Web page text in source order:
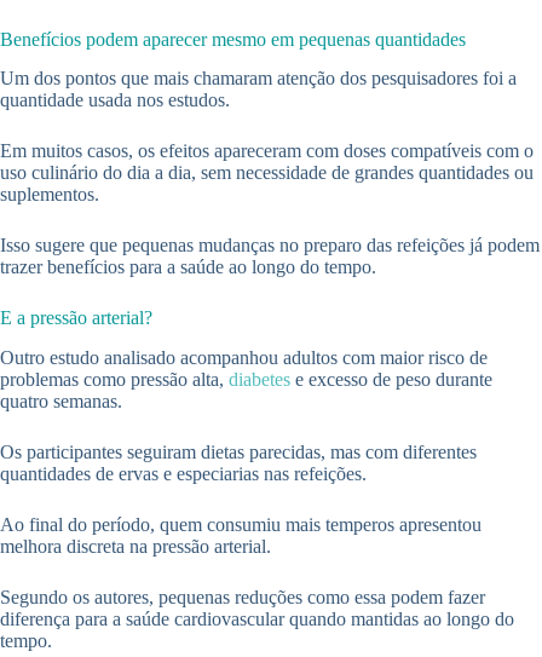
Benefícios podem aparecer mesmo em pequenas quantidades
Um dos pontos que mais chamaram atenção dos pesquisadores foi a
quantidade usada nos estudos.
Em muitos casos, os efeitos apareceram com doses compatíveis com o
uso culinário do dia a dia, sem necessidade de grandes quantidades ou
suplementos.
Isso sugere que pequenas mudanças no preparo das refeições já podem
trazer benefícios para a saúde ao longo do tempo.
E a pressão arterial?
Outro estudo analisado acompanhou adultos com maior risco de
problemas como pressão alta, diabetes e excesso de peso durante
quatro semanas.
Os participantes seguiram dietas parecidas, mas com diferentes
quantidades de ervas e especiarias nas refeições.
Ao final do período, quem consumiu mais temperos apresentou
melhora discreta na pressão arterial.
Segundo os autores, pequenas reduções como essa podem fazer
diferença para a saúde cardiovascular quando mantidas ao longo do
tempo.